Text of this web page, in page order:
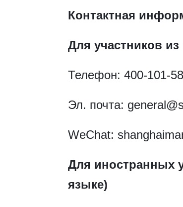
Контактная
Для участников
Телефон: 400-101-
Эл. почта:
WeChat:
Для иностранных
языке)